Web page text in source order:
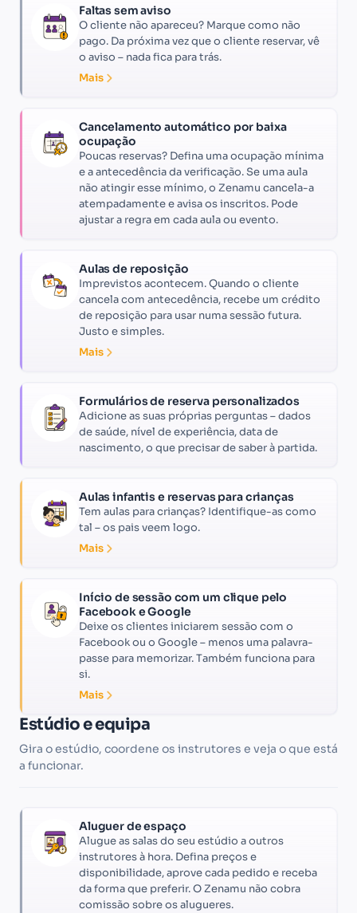
Faltas sem aviso
O cliente não apareceu? Marque como não
pago. Da próxima vez que o cliente reservar, vê
o aviso – nada fica para trás.
Mais
Cancelamento automático por baixa
ocupação
Poucas reservas? Defina uma ocupação mínima
e a antecedência da verificação. Se uma aula
não atingir esse mínimo, o Zenamu cancela-a
atempadamente e avisa os inscritos. Pode
ajustar a regra em cada aula ou evento.
Aulas de reposição
Imprevistos acontecem. Quando o cliente
cancela com antecedência, recebe um crédito
de reposição para usar numa sessão futura.
Justo e simples.
Mais
Formulários de reserva personalizados
Adicione as suas próprias perguntas – dados
de saúde, nível de experiência, data de
nascimento, o que precisar de saber à partida.
Aulas infantis e reservas para crianças
Tem aulas para crianças? Identifique-as como
tal – os pais veem logo.
Mais
Início de sessão com um clique pelo
Facebook e Google
Deixe os clientes iniciarem sessão com o
Facebook ou o Google – menos uma palavra-
passe para memorizar. Também funciona para
si.
Mais
Estúdio e equipa
Gira o estúdio, coordene os instrutores e veja o que está
a funcionar.
Aluguer de espaço
Alugue as salas do seu estúdio a outros
instrutores à hora. Defina preços e
disponibilidade, aprove cada pedido e receba
da forma que preferir. O Zenamu não cobra
comissão sobre os alugueres.